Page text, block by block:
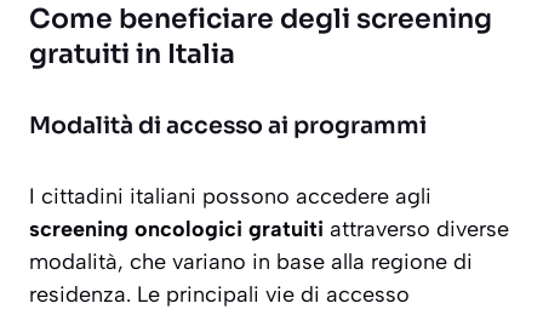
Come beneficiare degli screening
gratuiti in Italia
Modalità di accesso ai programmi
I cittadini italiani possono accedere agli
screening oncologici gratuiti attraverso diverse
modalità, che variano in base alla regione di
residenza. Le principali vie di accesso